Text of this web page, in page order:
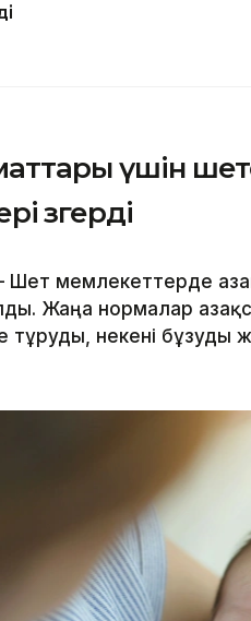
үшін
өзгерді
мемлекеттерде
Жаңа нормалар
некені бұзуды